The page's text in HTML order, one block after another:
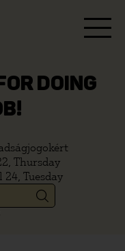
DOING
Thursday
Tuesday